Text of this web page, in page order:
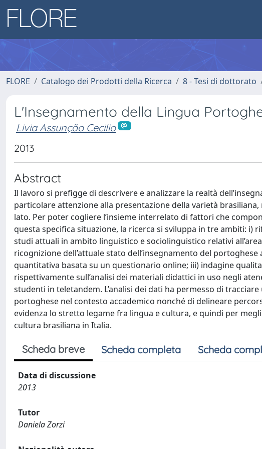
FLORE Catalogo dei Prodotti della Ricerca 8 - Tesi di dottorato
L'Insegnamento della Lingua
Livia Assunção Cecilio
2013
Abstract
Il lavoro si prefigge di descrivere e analizzare la realtà
particolare attenzione alla presentazione della varietà
lato. Per poter cogliere l’insieme interrelato di fattori che
questa specifica situazione, la ricerca si sviluppa in tre ambiti: i)
studi attuali in ambito linguistico e sociolinguistico relativi
ricognizione dell’attuale stato dell’insegnamento del
quantitativa basata su un questionario online; iii) indagine
rispettivamente sull’analisi dei materiali didattici in uso negli
studenti in teletandem. L’analisi dei dati ha permesso di
portoghese nel contesto accademico nonché di delineare
evidenza lo stretto legame fra lingua e cultura, e quindi per
cultura brasiliana in Italia.
Scheda breve Scheda completa Scheda
Data di discussione
2013
Tutor
Daniela Zorzi